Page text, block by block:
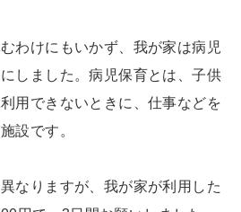
わけにもいかず、我が家は病児
しました。病児保育とは、子供
用できないときに、仕事などを
設です。
なりますが、我が家が利用した